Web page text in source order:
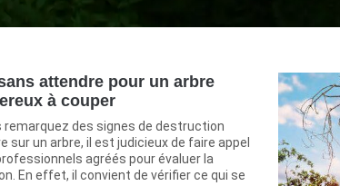
attendre pour un arbre
à couper
remarquez des signes de destruction
sur un arbre, il est judicieux de faire appel
agréés pour évaluer la
En effet, il convient de vérifier ce qui se